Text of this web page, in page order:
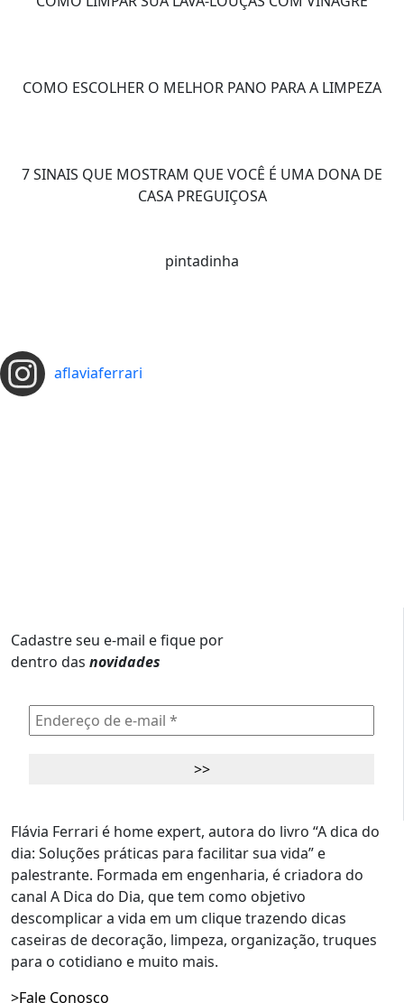
COMO ESCOLHER O MELHOR PANO PARA A LIMPEZA
7 SINAIS QUE MOSTRAM QUE VOCÊ É UMA DONA DE
CASA PREGUIÇOSA
pintadinha
aflaviaferrari
Cadastre seu e-mail e fique por
dentro das novidades
Flávia Ferrari é home expert, autora do livro “A dica do
dia: Soluções práticas para facilitar sua vida” e
palestrante. Formada em engenharia, é criadora do
canal A Dica do Dia, que tem como objetivo
descomplicar a vida em um clique trazendo dicas
caseiras de decoração, limpeza, organização, truques
para o cotidiano e muito mais.
>Fale Conosco